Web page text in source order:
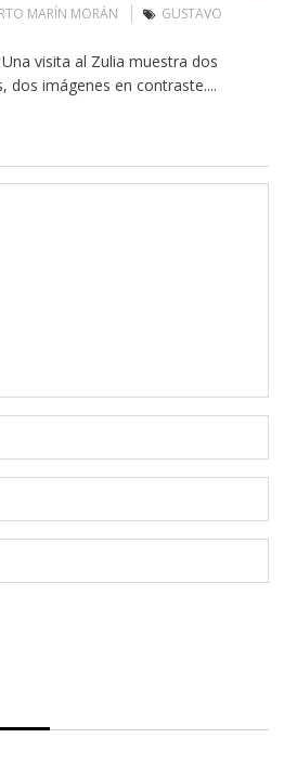
MARÍN MORÁN
GUSTAVO
visita al Zulia muestra dos
dos imágenes en contraste....